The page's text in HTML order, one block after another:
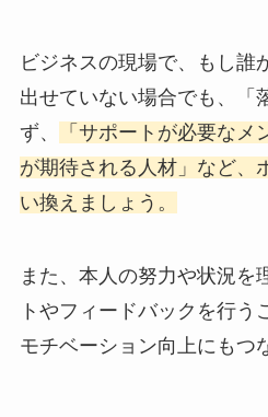
ビジネスの現場で、もし誰
出せていない場合でも、「
ず、
「サポートが必要な
が期待される人材」など、
い換えましょう。
また、本人の努力や状況を
トやフィードバックを行う
モチベーション向上にもつ